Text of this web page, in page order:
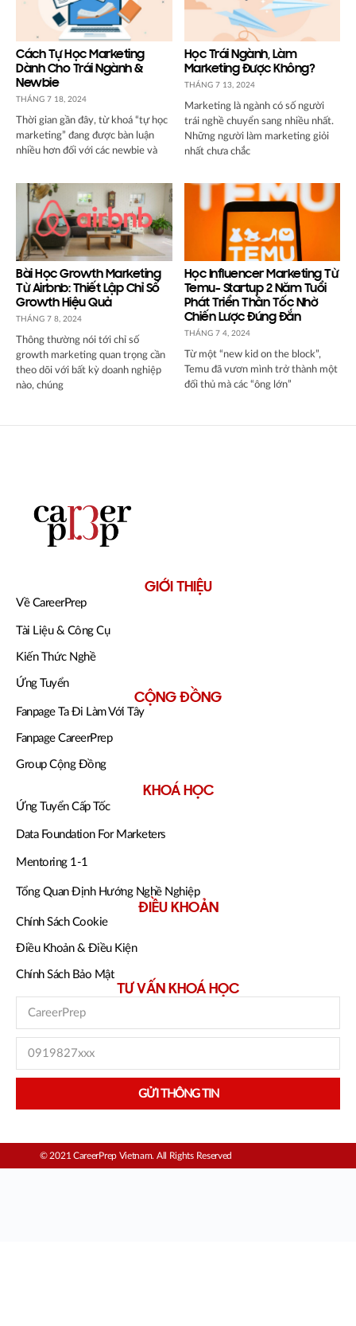
Cách Tự Học Marketing
Dành Cho Trái Ngành &
Newbie
THÁNG 7 18, 2024
Thời gian gần đây, từ khoá “tự học
marketing” đang được bàn luận
nhiều hơn đối với các newbie và
Học Trái Ngành, Làm
Marketing Được Không?
THÁNG 7 13, 2024
Marketing là ngành có số người
trái nghề chuyển sang nhiều nhất.
Những người làm marketing giỏi
nhất chưa chắc
Bài Học Growth Marketing
Từ Airbnb: Thiết Lập Chỉ Số
Growth Hiệu Quả
THÁNG 7 8, 2024
Thông thường nói tới chỉ số
growth marketing quan trọng cần
theo dõi với bất kỳ doanh nghiệp
nào, chúng
Học Influencer Marketing Từ
Temu- Startup 2 Năm Tuổi
Phát Triển Thần Tốc Nhờ
Chiến Lược Đúng Đắn
THÁNG 7 4, 2024
Từ một “new kid on the block”,
Temu đã vươn mình trở thành một
đối thủ mà các “ông lớn”
GIỚI THIỆU
Về CareerPrep
Tài Liệu & Công Cụ
Kiến Thức Nghề
Ứng Tuyển
CỘNG ĐỒNG
Fanpage Ta Đi Làm Với Tây
Fanpage CareerPrep
Group Cộng Đồng
KHOÁ HỌC
Ứng Tuyển Cấp Tốc
Data Foundation For Marketers
Mentoring 1-1
Tổng Quan Định Hướng Nghề Nghiệp
ĐIỀU KHOẢN
Chính Sách Cookie
Điều Khoản & Điều Kiện
Chính Sách Bảo Mật
TƯ VẤN KHOÁ HỌC
GỬI THÔNG TIN
© 2021 CareerPrep Vietnam. All Rights Reserved